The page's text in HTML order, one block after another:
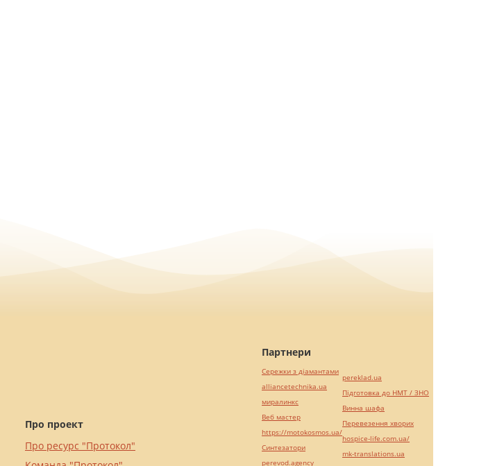
Про проект
Про ресурс "Протокол"
Партнери
Сережки з діамантами
alliancetechnika.ua
миралинкс
Веб мастер
https://motokosmos.ua/
Синтезатори
perevod.agency
pereklad.ua
Підготовка до НМТ / ЗНО
Винна шафа
Перевезення хворих
hospice-life.com.ua/
mk-translations.ua